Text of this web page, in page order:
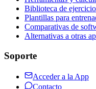
Biblioteca de
Plantillas para
Comparativas de
Alternativas a otras
Soporte
Acceder a la App
Contacto